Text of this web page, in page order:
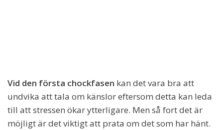
Vid den första chockfasen kan det vara bra att
undvika att tala om känslor eftersom detta kan leda
till att stressen ökar ytterligare. Men så fort det är
möjligt är det viktigt att prata om det som har hänt.